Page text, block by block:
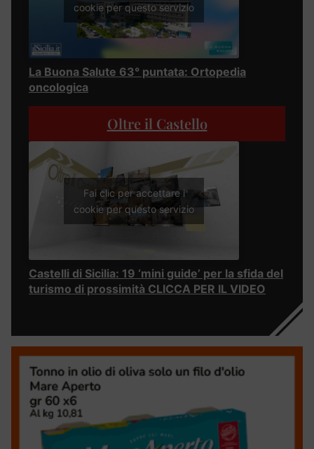
cookie per questo servizio
La Buona Salute 63° puntata: Ortopedia
oncologica
Oltre il Castello
Fai clic per accettare i
cookie per questo servizio
Castelli di Sicilia: 19 ‘mini guide’ per la sfida del
turismo di prossimità CLICCA PER IL VIDEO